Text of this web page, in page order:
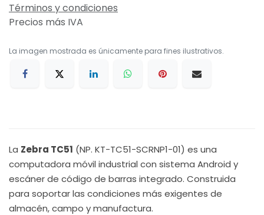
Términos y condiciones
Precios más IVA
La imagen mostrada es únicamente para fines ilustrativos.
La Zebra TC51 (NP. KT-TC51-SCRNP1-01) es una
computadora móvil industrial con sistema Android y
escáner de código de barras integrado. Construida
para soportar las condiciones más exigentes de
almacén, campo y manufactura.